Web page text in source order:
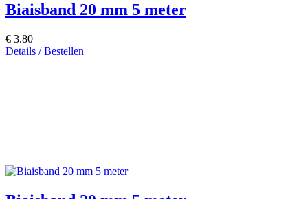
Biaisband 20 mm 5 meter
€ 3.80
Details / Bestellen